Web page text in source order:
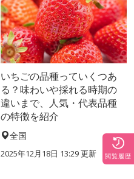
いちごの品種っていくつあ
る？味わいや採れる時期の
違いまで、人気・代表品種
の特徴を紹介
全国
2025年12月18日 13:29 更新 閲覧履歴